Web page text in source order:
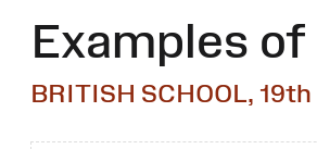
Examples
BRITISH SCHOOL,